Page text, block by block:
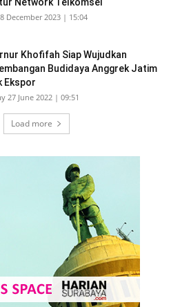
December 2023 | 15:04
Khofifah Siap Wujudkan
Budidaya Anggrek Jatim
Ekspor
27 June 2022 | 09:51
Load more